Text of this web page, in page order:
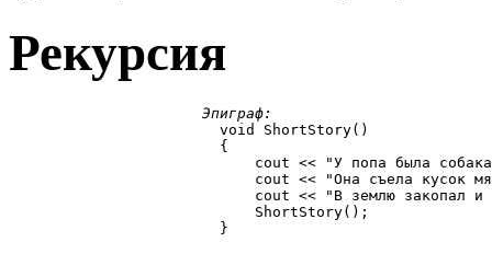
Рекурсия
Эпиграф:
                        void ShortStory()
                        {
cout << "У попа была
cout << "Она съела кусок
cout << "В землю закопал и
                            ShortStory();